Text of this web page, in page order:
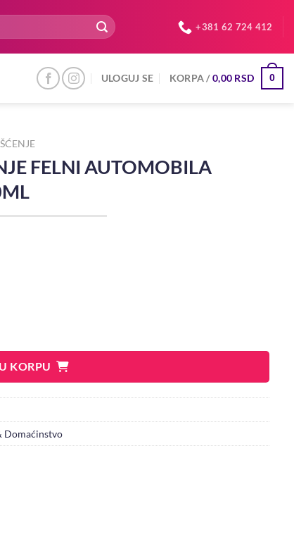
+381 62 724 412
ULOGUJ SE KORPA /0,00 RSD 0
FELNI AUTOMOBILA
KORPU
Domaćinstvo